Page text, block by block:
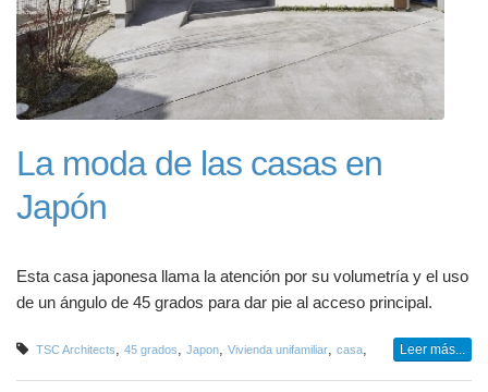
La moda de las casas en
Japón
Esta casa japonesa llama la atención por su volumetría y el uso
de un ángulo de 45 grados para dar pie al acceso principal.
TSC Architects 45 grados Japon Vivienda unifamiliar casa Leer más...